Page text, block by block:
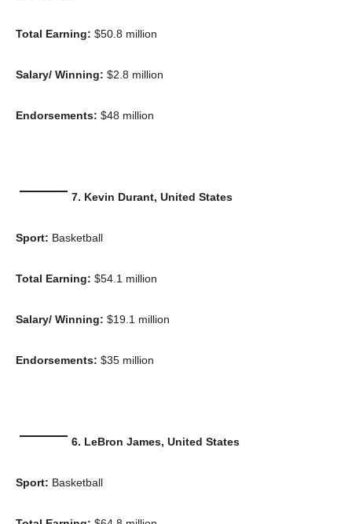
Total Earning: $50.8 million
Salary/ Winning: $2.8 million
Endorsements: $48 million
7. Kevin Durant, United States
Sport: Basketball
Total Earning: $54.1 million
Salary/ Winning: $19.1 million
Endorsements: $35 million
6. LeBron James, United States
Sport: Basketball